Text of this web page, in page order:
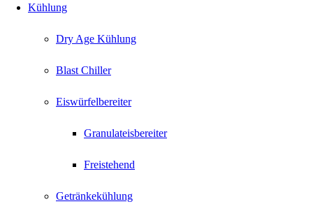
Kühlung
Dry Age Kühlung
Blast Chiller
Eiswürfelbereiter
Granulateisbereiter
Freistehend
Getränkekühlung